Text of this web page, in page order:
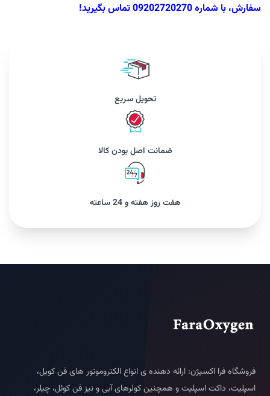
سفارش، با شماره 09202720270 تماس بگیرید!
تحویل سریع
ضمانت اصل بودن کالا
هفت روز هفته و 24 ساعته
فروشگاه فرا اکسیژن: ارائه دهنده ی انواع الکتروموتور های فن کویل،
اسپلیت، داکت اسپلیت و همچنین کولرهای آبی و نیز فن کوئل، چیلر،